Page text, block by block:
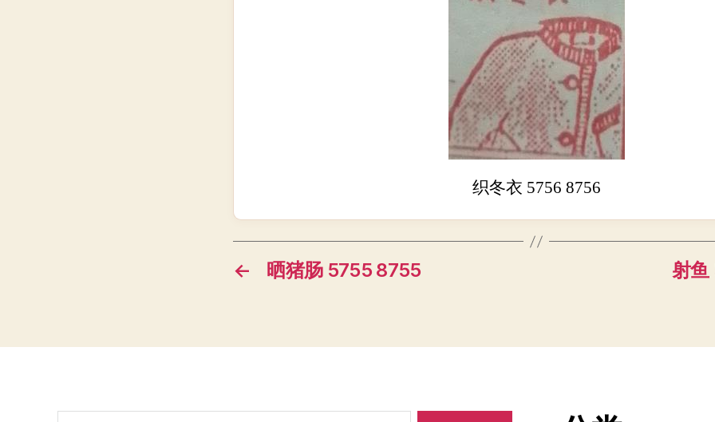
织冬衣 5756 8756
← 晒猪肠 5755 8755 射鱼